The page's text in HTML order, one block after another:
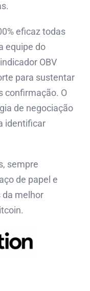
eficaz todas
equipe do
OBV
para sustentar
confirmação. O
de negociação
identificar
sempre
de papel e
da melhor